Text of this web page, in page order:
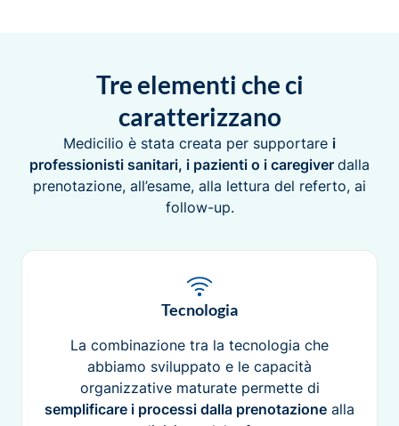
Tre elementi che ci
caratterizzano
Medicilio è stata creata per supportare i
professionisti sanitari, i pazienti o i caregiver dalla
prenotazione, all’esame, alla lettura del referto, ai
follow-up.
Tecnologia
La combinazione tra la tecnologia che
abbiamo sviluppato e le capacità
organizzative maturate permette di
semplificare i processi dalla prenotazione alla